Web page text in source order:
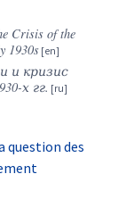
Crisis of the
1930s
и кризис
х гг.
question des